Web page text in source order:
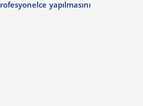
yapılmasını